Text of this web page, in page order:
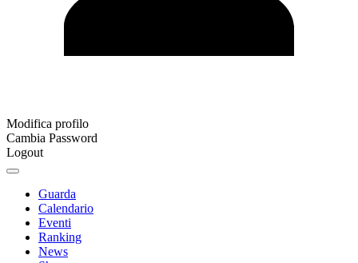
Modifica profilo
Cambia Password
Logout
Guarda
Calendario
Eventi
Ranking
News